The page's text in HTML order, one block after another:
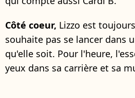
Côté coeur, Lizzo est
souhaite pas se lancer dans
qu'elle soit. Pour l'heure,
yeux dans sa carrière et sa